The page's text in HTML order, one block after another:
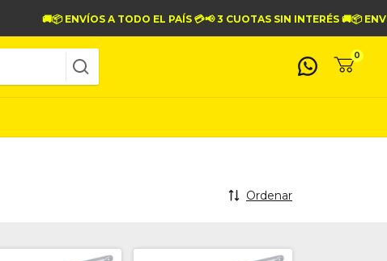
🚚📦 ENVÍOS A TODO EL PAÍS 💳📢 3 CUOTAS SIN INTERÉS 🚚📦 ENVÍOS A
0
Ordenar